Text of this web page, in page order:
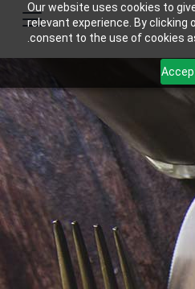
Our website uses cookies to
relevant experience. By clicking
consent to the use of cookies
العملاء المحتملين والعملاء
وعقود الموردين داخل Zoho CRM. يقوم Zoho Projects
وتفويض المهام، ويتولى
Zoho Sign التعامل مع العقود الرقمية، ويقوم Zoho